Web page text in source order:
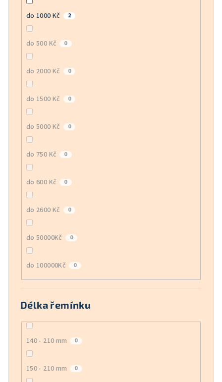
do 1000 Kč 2
do 500 Kč 0
do 2000 Kč 0
do 1500 Kč 0
do 5000 Kč 0
do 750 Kč 0
do 600 Kč 0
do 2600 Kč 0
do 50000Kč 0
do 100000Kč 0
Délka řemínku
140 - 210 mm 0
150 - 210 mm 0